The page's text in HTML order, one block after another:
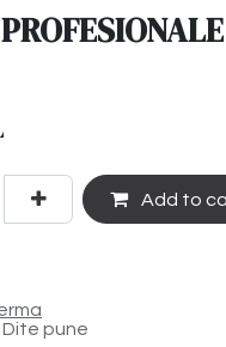
Add to
Dite pune